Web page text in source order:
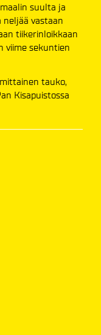
suulta ja
vastaan
tiikerinloikkaan
viime sekuntien
tauko,
Kisapuistossa